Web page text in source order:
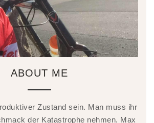
ABOUT ME
Zustand sein. Man muss ihr
der Katastrophe nehmen. Max